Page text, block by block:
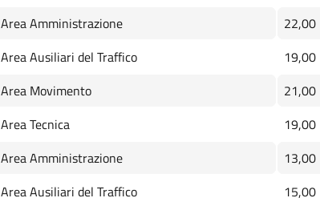
Area Amministrazione 22,00
Area Ausiliari del Traffico 19,00
Area Movimento 21,00
Area Tecnica 19,00
Area Amministrazione 13,00
Area Ausiliari del Traffico 15,00